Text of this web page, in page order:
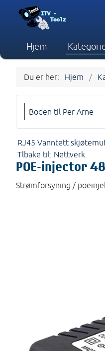
Hjem
Du er her: Hjem
Boden til Per Arne
RJ45 Vanntett
Tlbake til: Nettverk
POE-injector
Strømforsyning /